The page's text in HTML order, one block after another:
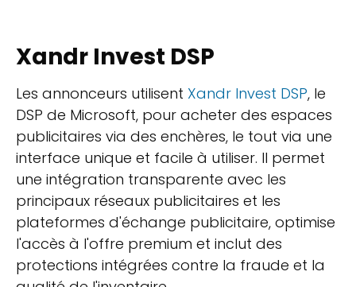
Xandr Invest DSP
Les annonceurs utilisent Xandr Invest DSP, le
DSP de Microsoft, pour acheter des espaces
publicitaires via des enchères, le tout via une
interface unique et facile à utiliser. Il permet
une intégration transparente avec les
principaux réseaux publicitaires et les
plateformes d'échange publicitaire, optimise
l'accès à l'offre premium et inclut des
protections intégrées contre la fraude et la